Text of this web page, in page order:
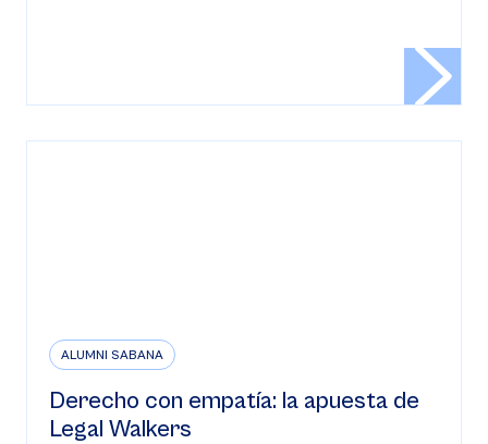
ALUMNI SABANA
Derecho con empatía: la apuesta de
Legal Walkers